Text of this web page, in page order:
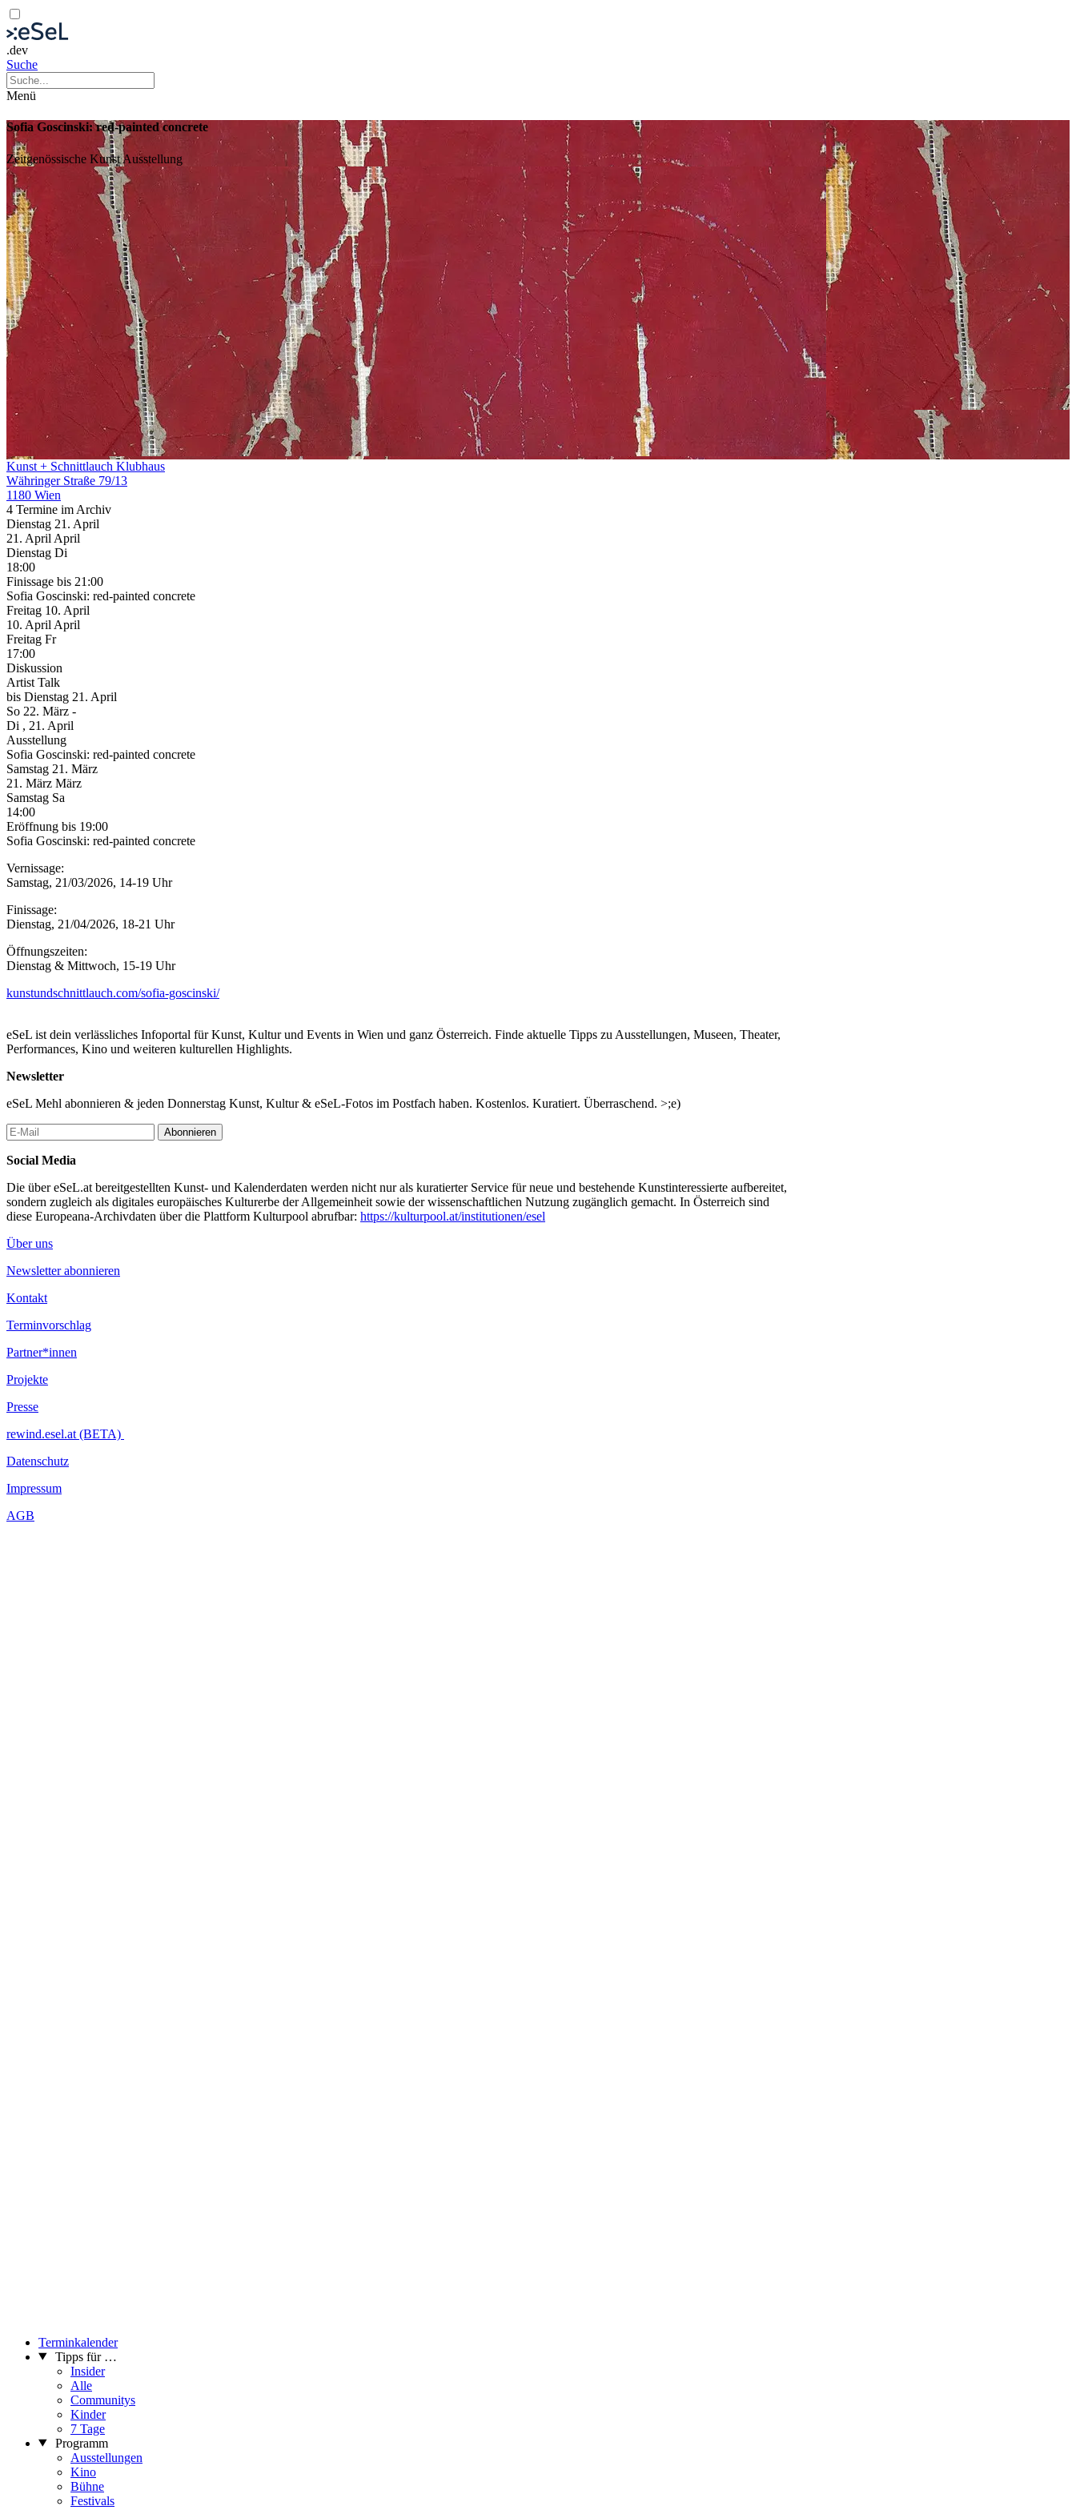
.dev
Suche
Menü
Sofia Goscinski: red-painted concrete
Zeitgenössische KunstAusstellung
Kunst + Schnittlauch Klubhaus
Währinger Straße 79/13
1180 Wien
4 Termine im Archiv
Dienstag 21. April
21. April April
Dienstag Di
18:00
Finissage bis 21:00
Sofia Goscinski: red-painted concrete
Freitag 10. April
10. April April
Freitag Fr
17:00
Diskussion
Artist Talk
bis Dienstag 21. April
So 22. März -
Di , 21. April
Ausstellung
Sofia Goscinski: red-painted concrete
Samstag 21. März
21. März März
Samstag Sa
14:00
Eröffnung bis 19:00
Sofia Goscinski: red-painted concrete
Vernissage:
Samstag, 21/03/2026, 14-19 Uhr
Finissage:
Dienstag, 21/04/2026, 18-21 Uhr
Öffnungszeiten:
Dienstag & Mittwoch, 15-19 Uhr
kunstundschnittlauch.com/sofia-goscinski/
eSeL ist dein verlässliches Infoportal für Kunst, Kultur und Events in Wien und ganz Österreich. Finde aktuelle Tipps zu Ausstellungen, Museen, Theater,
Performances, Kino und weiteren kulturellen Highlights.
Newsletter
eSeL Mehl abonnieren & jeden Donnerstag Kunst, Kultur & eSeL-Fotos im Postfach haben. Kostenlos. Kuratiert. Überraschend. >;e)
Abonnieren
Social Media
Die über eSeL.at bereitgestellten Kunst- und Kalenderdaten werden nicht nur als kuratierter Service für neue und bestehende Kunstinteressierte aufbereitet,
sondern zugleich als digitales europäisches Kulturerbe der Allgemeinheit sowie der wissenschaftlichen Nutzung zugänglich gemacht. In Österreich sind
diese Europeana-Archivdaten über die Plattform Kulturpool abrufbar: https://kulturpool.at/institutionen/esel
Über uns
Newsletter abonnieren
Kontakt
Terminvorschlag
Partner*innen
Projekte
Presse
rewind.esel.at (BETA)
Datenschutz
Impressum
AGB
Terminkalender
Tipps für …
Insider
Alle
Communitys
Kinder
7 Tage
Programm
Ausstellungen
Kino
Bühne
Festivals